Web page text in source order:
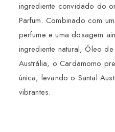
ingrediente convidado do
Parfum. Combinado com
perfume e uma dosagem
ingrediente natural, Óleo
Austrália, o Cardamomo
única, levando o Santal
vibrantes.